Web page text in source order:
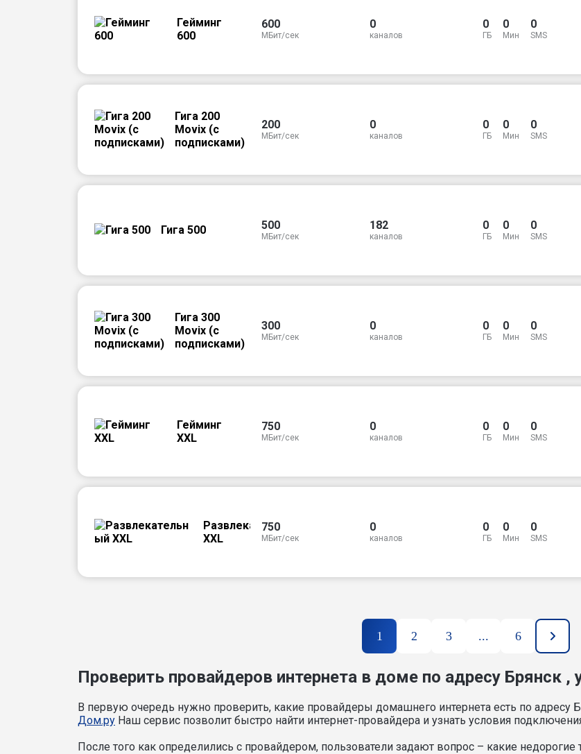
Гейминг
600
600
МБит/сек
0
каналов
0
ГБ
0
Мин
0
SMS
Гига 200
Movix (с
подписками)
200
МБит/сек
0
каналов
0
ГБ
0
Мин
0
SMS
Гига 500 500
МБит/сек
182
каналов
0
ГБ
0
Мин
0
SMS
Гига 300
Movix (с
подписками)
300
МБит/сек
0
каналов
0
ГБ
0
Мин
0
SMS
Гейминг
XXL
750
МБит/сек
0
каналов
0
ГБ
0
Мин
0
SMS
Развлекательный
XXL
750
МБит/сек
0
каналов
0
ГБ
0
Мин
0
SMS
1 2 3 ... 6
Проверить провайдеров интернета в доме по адресу Брянск ,
В первую очередь нужно проверить, какие провайдеры домашнего интернета есть по адресу
Дом.ру Наш сервис позволит быстро найти интернет-провайдера и узнать условия
После того как определились с провайдером, пользователи задают вопрос – какие недорогие